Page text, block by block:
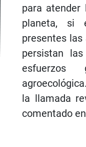
para atender
planeta, si
presentes las
persistan
esfuerzos
la llamada
comentado